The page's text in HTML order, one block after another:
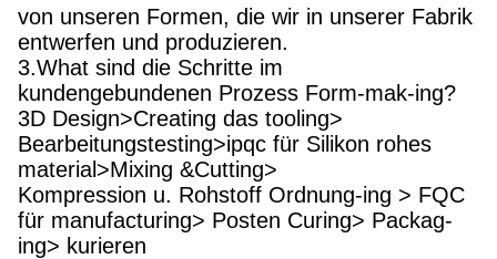
von unseren Formen, die wir in unserer Fabrik
entwerfen und produzieren.
3.What sind die Schritte im
kundengebundenen Prozess Form-mak-ing?
3D Design>Creating das tooling>
Bearbeitungstesting>ipqc für Silikon rohes
material>Mixing &Cutting>
Kompression u. Rohstoff Ordnung-ing > FQC
für manufacturing> Posten Curing> Packag-
ing> kurieren